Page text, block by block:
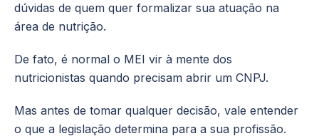
dúvidas de quem quer formalizar sua atuação na
área de nutrição.
De fato, é normal o MEI vir à mente dos
nutricionistas quando precisam abrir um CNPJ.
Mas antes de tomar qualquer decisão, vale entender
o que a legislação determina para a sua profissão.